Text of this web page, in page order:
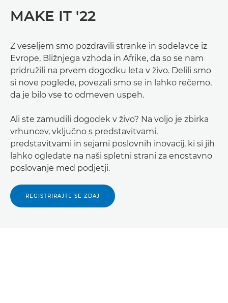
MAKE IT '22
Z veseljem smo pozdravili stranke in sodelavce iz
Evrope, Bližnjega vzhoda in Afrike, da so se nam
pridružili na prvem dogodku leta v živo. Delili smo
si nove poglede, povezali smo se in lahko rečemo,
da je bilo vse to odmeven uspeh.
Ali ste zamudili dogodek v živo? Na voljo je zbirka
vrhuncev, vključno s predstavitvami,
predstavitvami in sejami poslovnih inovacij, ki si jih
lahko ogledate na naši spletni strani za enostavno
poslovanje med podjetji.
REGISTRIRAJTE SE ZDAJ